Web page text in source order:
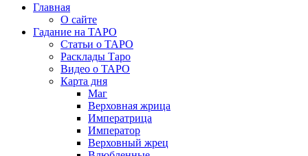
Главная
О сайте
Гадание на ТАРО
Статьи о ТАРО
Расклады Таро
Видео о ТАРО
Карта дня
Маг
Верховная жрица
Императрица
Император
Верховный жрец